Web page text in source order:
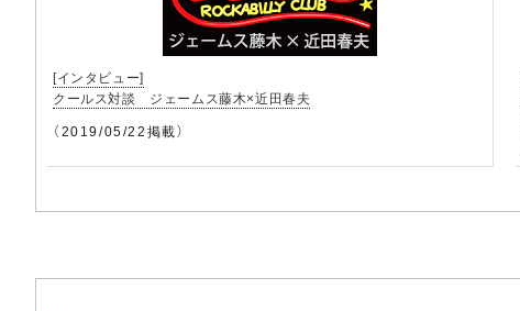
[インタビュー]
クールス対談 ジェームス藤木×近田春夫
（2019/05/22掲載）